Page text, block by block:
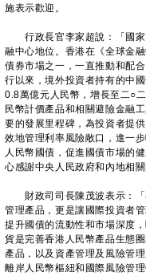
施表示歡迎。
行政長官李家超說：「國家
融中心地位。香港在《全球金
債券市場之一，一直推動和配
行以來，境外投資者持有的中
0.8萬億元人民幣，增長至二○
民幣計價產品和相關避險金融
要的發展里程碑，為投資者提
效地管理利率風險敞口，進一
人民幣國債，促進國債市場的
心感謝中央人民政府和內地相
財政司司長陳茂波表示：「
管理產品，更是讓國際投資者
提升國債的流動性和市場深度
貨是完善香港人民幣產品生態
產品，以及資產管理及風險管
離岸人民幣樞紐和國際風險管